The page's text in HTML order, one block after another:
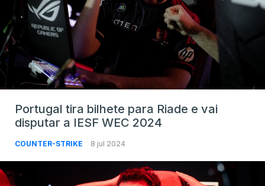
Portugal tira bilhete para Riade e vai
disputar a IESF WEC 2024
COUNTER-STRIKE 8 jul 2024